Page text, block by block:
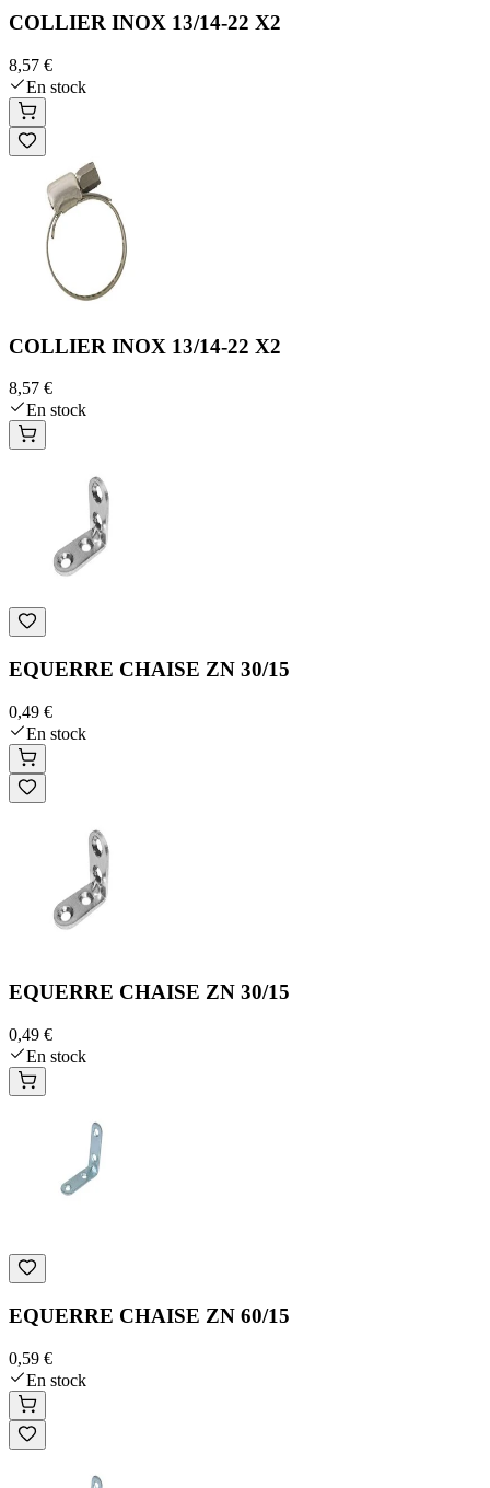
COLLIER INOX 13/14-22 X2
8,57 €
En stock
COLLIER INOX 13/14-22 X2
8,57 €
En stock
EQUERRE CHAISE ZN 30/15
0,49 €
En stock
EQUERRE CHAISE ZN 30/15
0,49 €
En stock
EQUERRE CHAISE ZN 60/15
0,59 €
En stock